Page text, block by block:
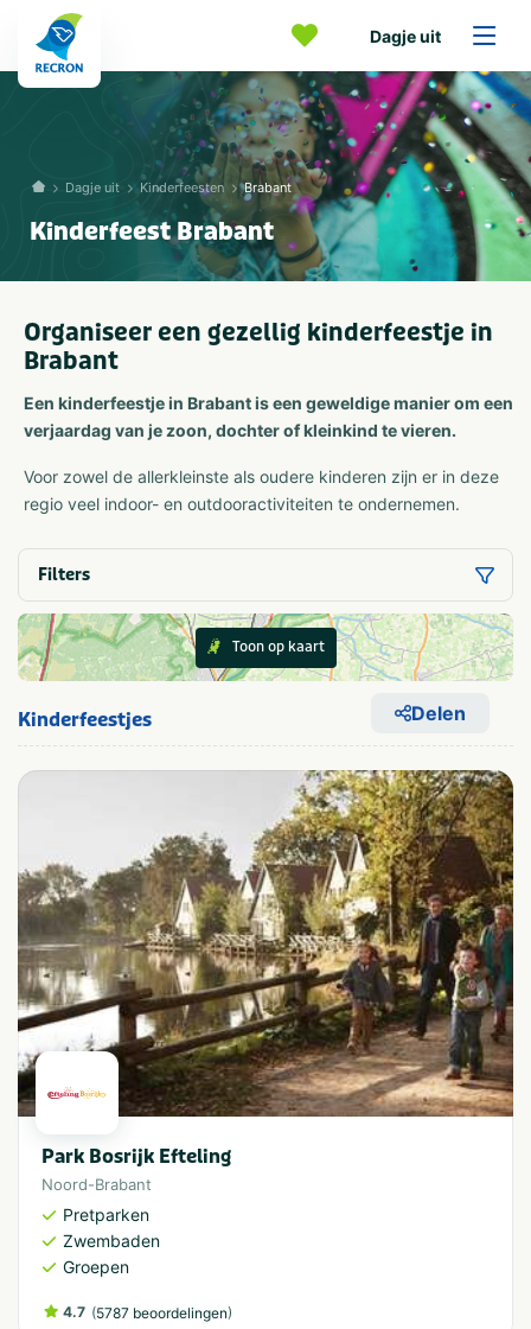
Dagje uit
Dagje uit Kinderfeesten Brabant
Kinderfeest Brabant
Organiseer een gezellig kinderfeestje in
Brabant
Een kinderfeestje in Brabant is een geweldige manier om een
verjaardag van je zoon, dochter of kleinkind te vieren.
Voor zowel de allerkleinste als oudere kinderen zijn er in deze
regio veel indoor- en outdooractiviteiten te ondernemen.
Filters
Toon op kaart
Kinderfeestjes Delen
Park Bosrijk Efteling
Noord-Brabant
Pretparken
Zwembaden
Groepen
4.7 (5787 beoordelingen)